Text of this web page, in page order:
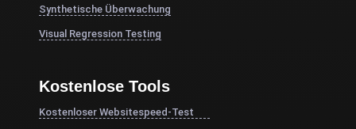
Synthetische Überwachung
Visual Regression Testing
Kostenlose Tools
Kostenloser Websitespeed-Test